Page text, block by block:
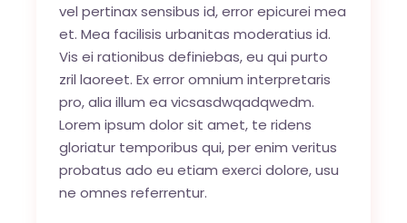
vel pertinax sensibus id, error epicurei mea
et. Mea facilisis urbanitas moderatius id.
Vis ei rationibus definiebas, eu qui purto
zril laoreet. Ex error omnium interpretaris
pro, alia illum ea vicsasdwqadqwedm.
Lorem ipsum dolor sit amet, te ridens
gloriatur temporibus qui, per enim veritus
probatus ado eu etiam exerci dolore, usu
ne omnes referrentur.